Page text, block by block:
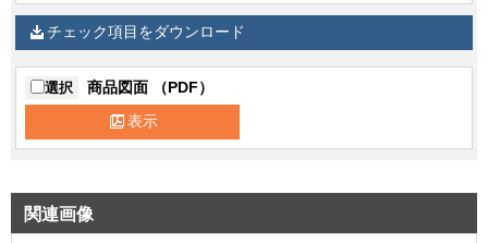
チェック項目をダウンロード
選択 商品図面 （PDF）
表示
関連画像